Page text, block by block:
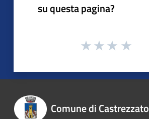
su questa pagina?
Comune di Castrezzato